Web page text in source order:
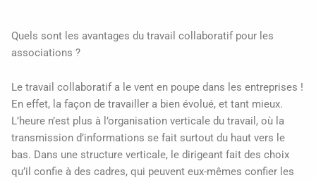
Quels sont les avantages du travail collaboratif pour les
associations ?
Le travail collaboratif a le vent en poupe dans les entreprises !
En effet, la façon de travailler a bien évolué, et tant mieux.
L’heure n’est plus à l’organisation verticale du travail, où la
transmission d’informations se fait surtout du haut vers le
bas. Dans une structure verticale, le dirigeant fait des choix
qu’il confie à des cadres, qui peuvent eux-mêmes confier les